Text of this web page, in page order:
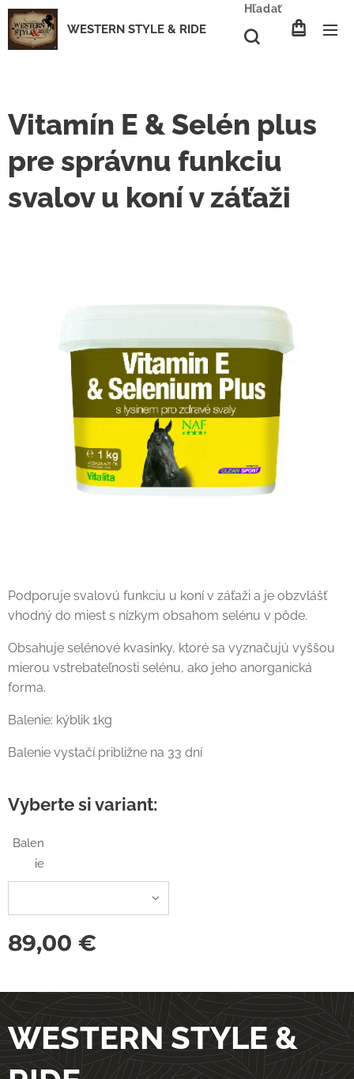
WESTERN STYLE & RIDE
Hľadať
Vitamín E & Selén plus
pre správnu funkciu
svalov u koní v záťaži
Podporuje svalovú funkciu u koní v záťaži a je obzvlášť
vhodný do miest s nízkym obsahom selénu v pôde.
Obsahuje selénové kvasinky, ktoré sa vyznačujú vyššou
mierou vstrebateľnosti selénu, ako jeho anorganická
forma.
Balenie: kýblik 1kg
Balenie vystačí približne na 33 dní
Vyberte si variant:
Balen
ie
89,00 €
WESTERN STYLE &